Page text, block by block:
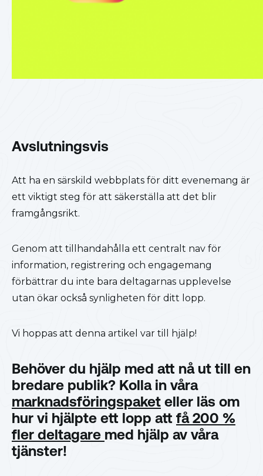
Avslutningsvis
Att ha en särskild webbplats för ditt evenemang är
ett viktigt steg för att säkerställa att det blir
framgångsrikt.
Genom att tillhandahålla ett centralt nav för
information, registrering och engagemang
förbättrar du inte bara deltagarnas upplevelse
utan ökar också synligheten för ditt lopp.
Vi hoppas att denna artikel var till hjälp!
Behöver du hjälp med att nå ut till en
bredare publik? Kolla in våra
marknadsföringspaket eller läs om
hur vi hjälpte ett lopp att få 200 %
fler deltagare med hjälp av våra
tjänster!